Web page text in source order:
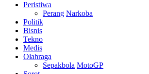
Peristiwa
Perang Narkoba
Politik
Bisnis
Tekno
Medis
Olahraga
Sepakbola MotoGP